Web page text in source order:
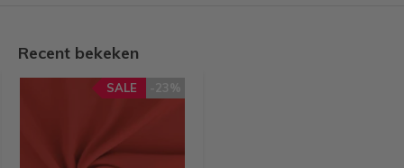
Recent bekeken
-23%
SALE